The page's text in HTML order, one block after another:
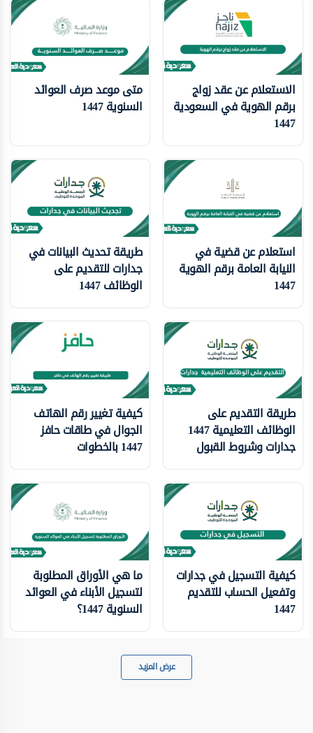
الاستعلام عن عقد زواج
برقم الهوية في السعودية
1447
متى موعد صرف العوائد
السنوية 1447
استعلام عن قضية في
النيابة العامة برقم الهوية
1447
طريقة تحديث البيانات في
جدارات للتقديم على
الوظائف 1447
طريقة التقديم على
الوظائف التعليمية 1447
جدارات وشروط القبول
كيفية تغيير رقم الهاتف
الجوال في طاقات حافز
1447 بالخطوات
كيفية التسجيل في جدارات
وتفعيل الحساب للتقديم
1447
ما هي الأوراق المطلوبة
لتسجيل الأبناء في العوائد
السنوية 1447؟
عرض المزيد